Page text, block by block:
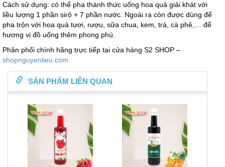
Cách sử dụng: có thể pha thành thức uống hoa quả giải khát với
liều lượng 1 phần sirô + 7 phần nước. Ngoài ra còn được dùng để
pha trộn với hoa quả tươi, rượu, sữa chua, kem, trà, cà phê,… để
hương vị đồ uống thêm phong phú.
Phân phối chính hãng trực tiếp tại cửa hàng S2 SHOP –
shopnguyenlieu.com
SẢN PHẨM LIÊN QUAN